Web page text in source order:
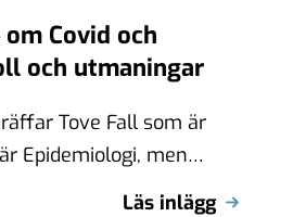
Covid och
och utmaningar
Tove Fall som är
Epidemiologi, men
Läs inlägg